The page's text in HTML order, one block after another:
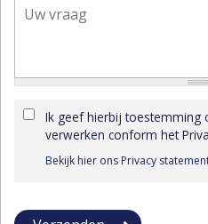
Ik geef hierbij toestemming
verwerken conform het
Bekijk hier ons Privacy